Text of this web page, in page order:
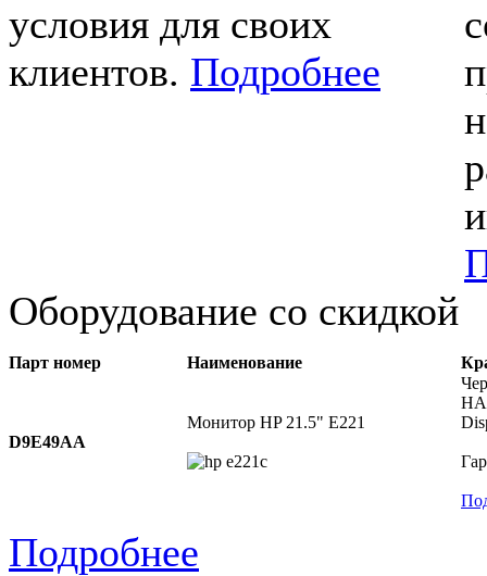
условия для своих
клиентов. Подробнее
Оборудование со скидкой
Парт номер Наименование
D9E49AA
Монитор HP 21.5" E221
Подробнее